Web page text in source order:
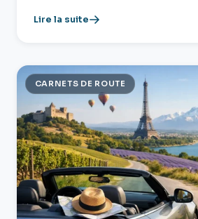
Lire la suite
CARNETS DE ROUTE